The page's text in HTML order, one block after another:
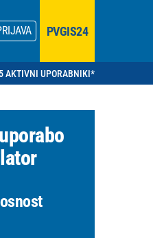
PVGIS24
AKTIVNI UPORABNIKI*